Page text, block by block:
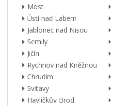
Most
Ústí nad Labem
Jablonec nad Nisou
Semily
Jičín
Rychnov nad Kněžnou
Chrudim
Svitavy
Havlíčkův Brod